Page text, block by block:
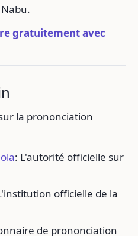
gratuitement avec
la prononciation
: L'autorité officielle sur
officielle de la
de prononciation